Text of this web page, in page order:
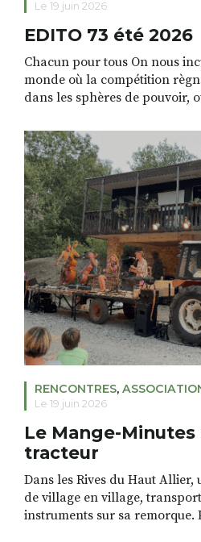
Le 19 juin 2026
EDITO 73 été 2026
Chacun pour tous On nous
monde où la compétition
dans les sphères de pouvoir,
norme décomplexée. Je ne
comportement dans la vie de
heureusement. Dans les […]
RENCONTRES,
Le 19 juin 2026
Le Mange-
tracteur
Dans les Rives du Haut
de village en village,
instruments sur sa remorque.